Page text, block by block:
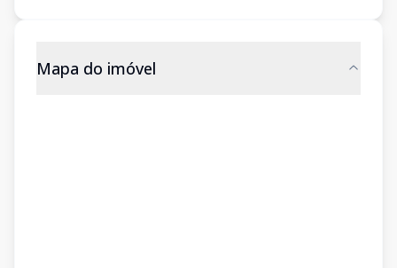
Mapa do imóvel